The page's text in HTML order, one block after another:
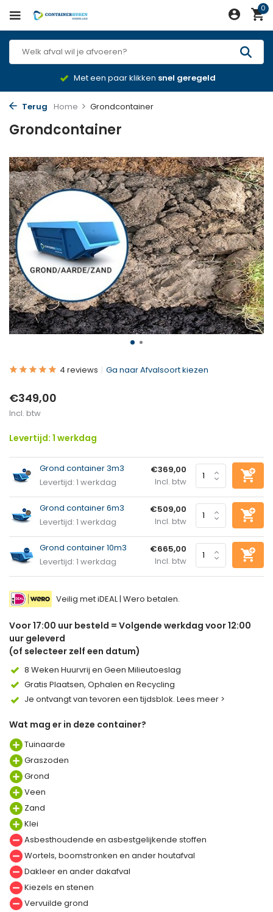
0
Met een paar klikken snel geregeld
Terug Home Grondcontainer
Grondcontainer
4 reviews Ga naar Afvalsoort kiezen
€349,00
Incl. btw
Levertijd: 1 werkdag
Grond container 3m3
Levertijd: 1 werkdag
€369,00
Incl. btw
Grond container 6m3
Levertijd: 1 werkdag
€509,00
Incl. btw
Grond container 10m3
Levertijd: 1 werkdag
€665,00
Incl. btw
Veilig met iDEAL | Wero betalen.
Voor 17:00 uur besteld = Volgende werkdag voor 12:00
uur geleverd
(of selecteer zelf een datum)
8 Weken Huurvrij en Geen Milieutoeslag
Gratis Plaatsen, Ophalen en Recycling
Je ontvangt van tevoren een tijdsblok. Lees meer >
Wat mag er in deze container?
Tuinaarde
Graszoden
Grond
Veen
Zand
Klei
Asbesthoudende en asbestgelijkende stoffen
Wortels, boomstronken en ander houtafval
Dakleer en ander dakafval
Kiezels en stenen
Vervuilde grond